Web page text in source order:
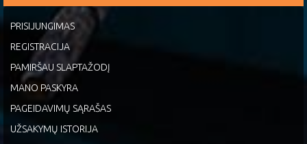
PRISIJUNGIMAS
REGISTRACIJA
PAMIRŠAU SLAPTAŽODĮ
MANO PASKYRA
PAGEIDAVIMŲ SĄRAŠAS
UŽSAKYMŲ ISTORIJA